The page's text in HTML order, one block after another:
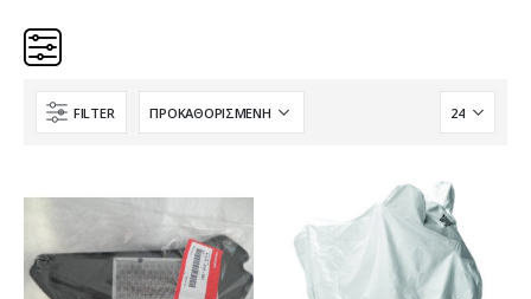
Κατηγορίες
Προϊόν Προέλευση
Aftermarket Genuine
Γνήσιο
Γνήσιο
FILTER